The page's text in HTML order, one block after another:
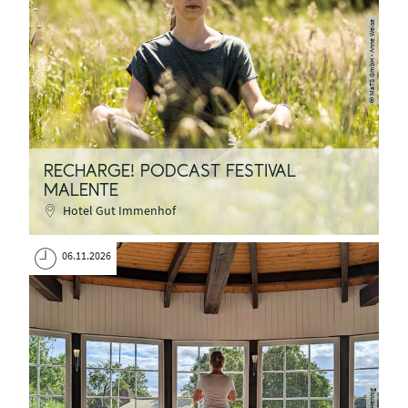
©
MaTS GmbH - Anne Weise
RECHARGE! PODCAST FESTIVAL
MALENTE
Hotel Gut Immenhof
06.11.2026